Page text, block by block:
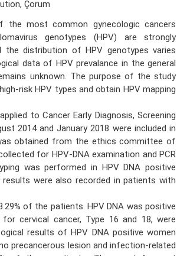
Çorum
the most common gynecologic cancers
genotypes (HPV) are strongly
the distribution of HPV genotypes varies
data of HPV prevalance in the general
unknown. The purpose of the study
risk HPV types and obtain HPV mapping
to Cancer Early Diagnosis, Screening
2014 and January 2018 were included in
obtained from the ethics committee of
for HPV-DNA examination and PCR
was performed in HPV DNA positive
were also recorded in patients with
of the patients. HPV DNA was positive
cervical cancer, Type 16 and 18, were
results of HPV DNA positive women
precancerous lesion and infection-related